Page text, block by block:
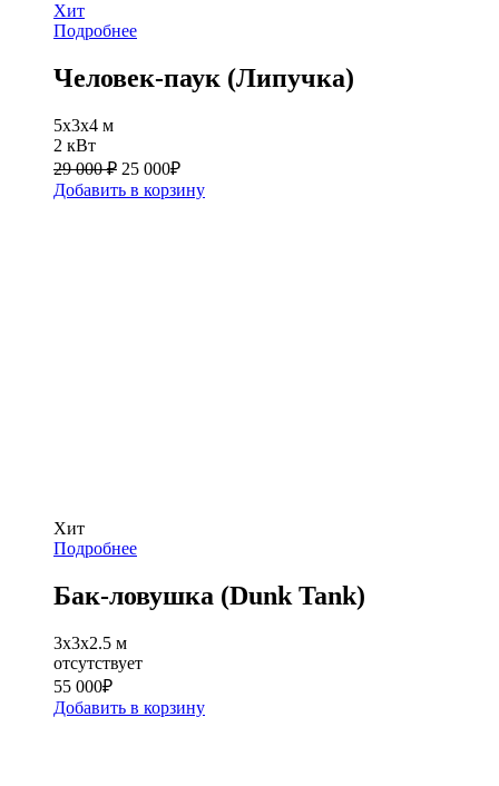
Хит
Подробнее
Человек-паук (Липучка)
5x3x4 м
2 кВт
29 000 ₽ 25 000₽
Добавить в корзину
Хит
Подробнее
Бак-ловушка (Dunk Tank)
3x3х2.5 м
отсутствует
55 000₽
Добавить в корзину